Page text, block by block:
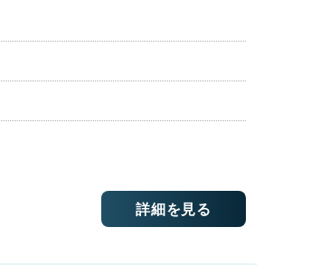
詳細を見る